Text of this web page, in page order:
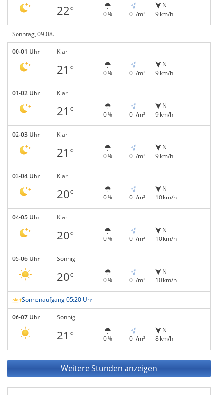
22° 0 % 0 l/m²
N
9 km/h
Sonntag, 09.08.
00-01 Uhr Klar
21° 0 % 0 l/m²
N
9 km/h
01-02 Uhr Klar
21° 0 % 0 l/m²
N
9 km/h
02-03 Uhr Klar
21° 0 % 0 l/m²
N
9 km/h
03-04 Uhr Klar
20° 0 % 0 l/m²
N
10 km/h
04-05 Uhr Klar
20° 0 % 0 l/m²
N
10 km/h
05-06 Uhr Sonnig
20° 0 % 0 l/m²
N
10 km/h
Sonnenaufgang 05:20 Uhr
06-07 Uhr Sonnig
21° 0 % 0 l/m²
N
8 km/h
Weitere Stunden anzeigen